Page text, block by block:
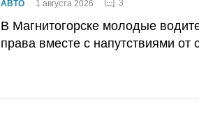
АВТО 1 августа 2026 3
В Магнитогорске молодые
права вместе с напутствиями от